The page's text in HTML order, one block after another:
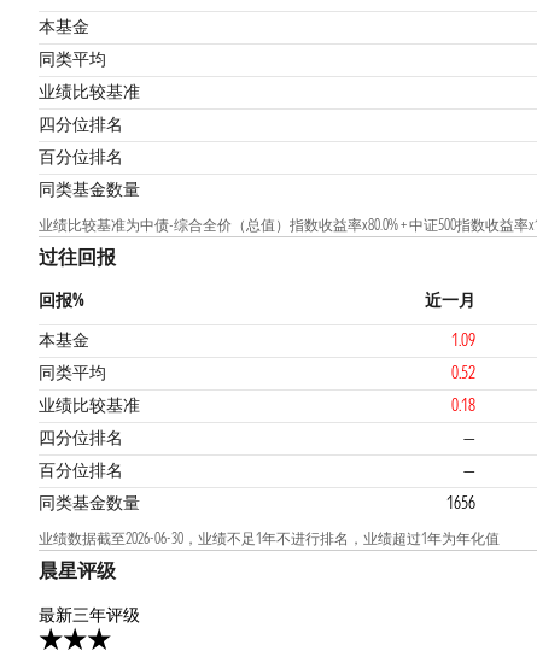
本基金
同类平均
业绩比较基准
四分位排名
2
百分位排名
同类基金数量
业绩比较基准为中债-综合全价（总值）指数收益率x80.0% + 中证500指数收益率
过往回报
回报% 近一月
本基金
1.09
同类平均
0.52
业绩比较基准
0.18
四分位排名
—
百分位排名 —
同类基金数量
1656
业绩数据截至2026-06-30，业绩不足1年不进行排名，业绩超过1年为年化值
晨星评级
最新三年评级